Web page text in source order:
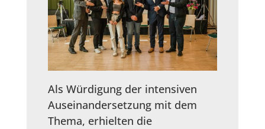
Als Würdigung der intensiven
Auseinandersetzung mit dem
Thema, erhielten die